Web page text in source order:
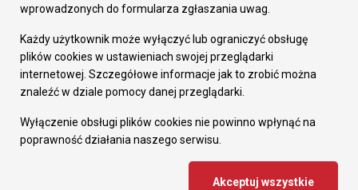
Oferty inwestycyjne
Pozostałe
Deklaracja dostępności
Dane osobowe
Dodaj opinię o witrynie
wprowadzonych do formularza zgłaszania uwag.
Każdy użytkownik może wyłączyć lub ograniczyć obsługę
plików cookies w ustawieniach swojej przeglądarki
internetowej. Szczegółowe informacje jak to zrobić można
znaleźć w dziale pomocy danej przeglądarki.
Wyłączenie obsługi plików cookies nie powinno wpłynąć na
poprawność działania naszego serwisu.
Akceptuj wszystkie